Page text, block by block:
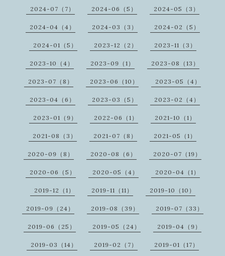
2024-07（7） 2024-06（5） 2024-05（3）
2024-04（4） 2024-03（3） 2024-02（5）
2024-01（5） 2023-12（2） 2023-11（3）
2023-10（4） 2023-09（1） 2023-08（13）
2023-07（8） 2023-06（10） 2023-05（4）
2023-04（6） 2023-03（5） 2023-02（4）
2023-01（9） 2022-06（1） 2021-10（1）
2021-08（3） 2021-07（8） 2021-05（1）
2020-09（8） 2020-08（6） 2020-07（19）
2020-06（5） 2020-05（4） 2020-04（1）
2019-12（1） 2019-11（11） 2019-10（10）
2019-09（24） 2019-08（39） 2019-07（33）
2019-06（25） 2019-05（24） 2019-04（9）
2019-03（14） 2019-02（7） 2019-01（17）